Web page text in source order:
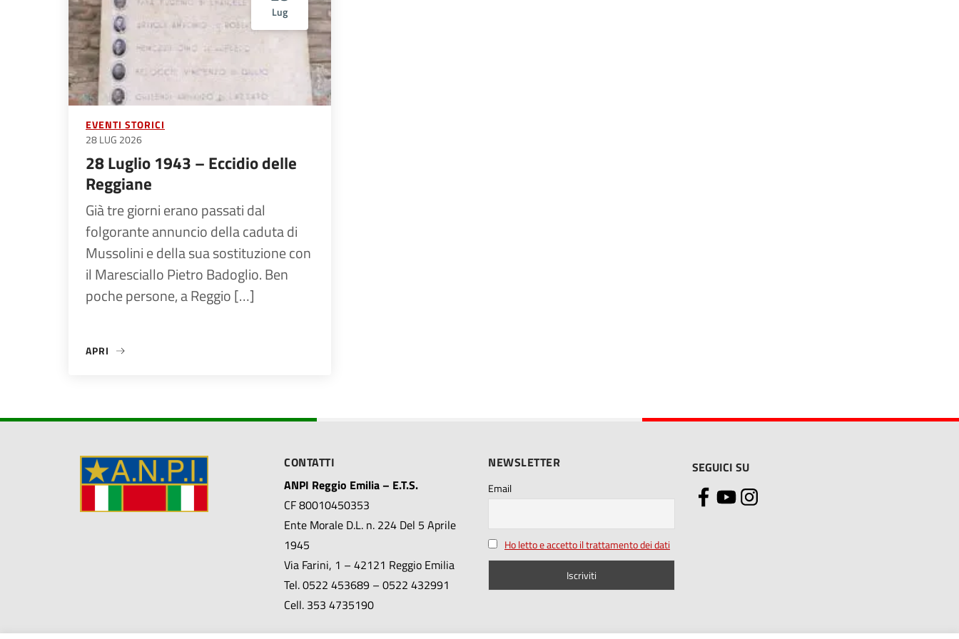
Lug
EVENTI STORICI
28 LUG 2026
28 Luglio 1943 – Eccidio delle
Reggiane
Già tre giorni erano passati dal
folgorante annuncio della caduta di
Mussolini e della sua sostituzione con
il Maresciallo Pietro Badoglio. Ben
poche persone, a Reggio […]
APRI
«28 LUGLIO 1943 – ECCIDIO DELLE REGGIANE»
CONTATTI
ANPI Reggio Emilia – E.T.S.
CF 80010450353
Ente Morale D.L. n. 224 Del 5 Aprile
1945
Via Farini, 1 – 42121 Reggio Emilia
Tel. 0522 453689 – 0522 432991
Cell. 353 4735190
NEWSLETTER
Email
Ho letto e accetto il trattamento dei dati
SEGUICI SU